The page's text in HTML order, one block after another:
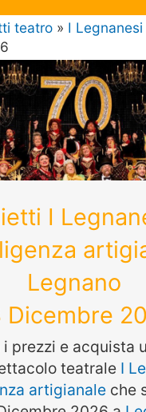
teatro » I Legnanesi
I
Legnano
Dicembre
i prezzi e acquista
teatrale I
artigianaleche